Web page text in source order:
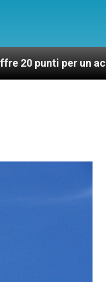
un accesso giusto